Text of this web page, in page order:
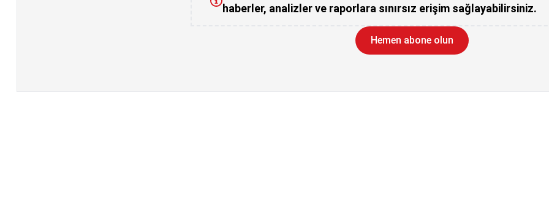
haberler, analizler ve raporlara sınırsız erişim sağlayabilirsiniz.
Hemen abone olun